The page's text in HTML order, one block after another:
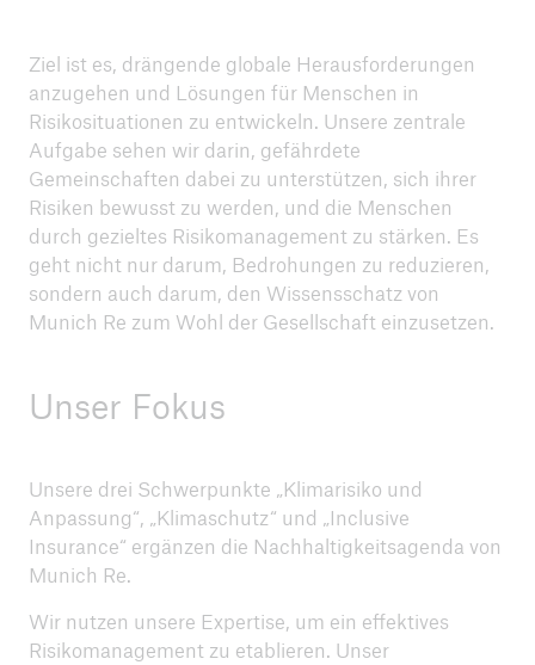
Ziel ist es, drängende globale Herausforderungen
anzugehen und Lösungen für Menschen in
Risikosituationen zu entwickeln. Unsere zentrale
Aufgabe sehen wir darin, gefährdete
Gemeinschaften dabei zu unterstützen, sich ihrer
Risiken bewusst zu werden, und die Menschen
durch gezieltes Risikomanagement zu stärken. Es
geht nicht nur darum, Bedrohungen zu reduzieren,
sondern auch darum, den Wissensschatz von
Munich Re zum Wohl der Gesellschaft einzusetzen.
Unser Fokus
Unsere drei Schwerpunkte „Klimarisiko und
Anpassung“, „Klimaschutz“ und „Inclusive
Insurance“ ergänzen die Nachhaltigkeitsagenda von
Munich Re.
Wir nutzen unsere Expertise, um ein effektives
Risikomanagement zu etablieren. Unser